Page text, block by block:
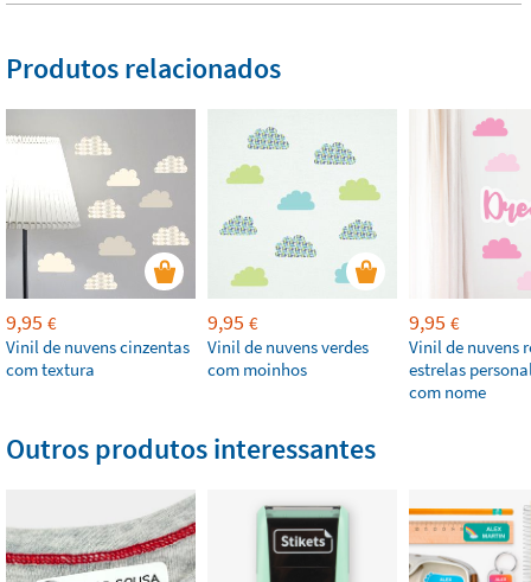
Produtos relacionados
9,95 €
Vinil de nuvens cinzentas
com textura
9,95 €
Vinil de nuvens verdes
com moinhos
9,95 €
Vinil de nuvens
estrelas
com nome
Outros produtos interessantes